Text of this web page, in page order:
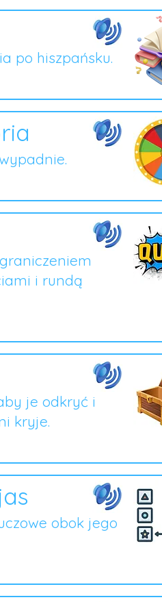
po hiszpańsku.
i rundą
je odkryć i
kryje.
obok jego